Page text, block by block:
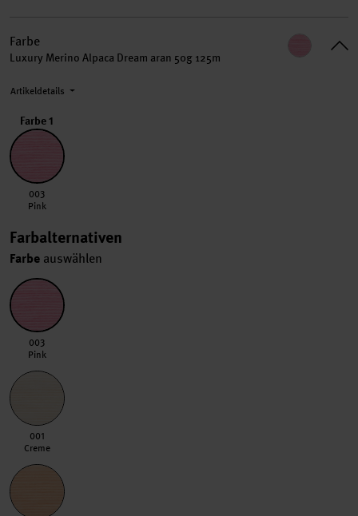
Farbe
Luxury Merino Alpaca Dream aran 50g 125m
Artikeldetails
Farbe 1
003 Pink
003
Pink
Farbalternativen
Farbe auswählen
003 Pink
003
Pink
001 Creme
001
Creme